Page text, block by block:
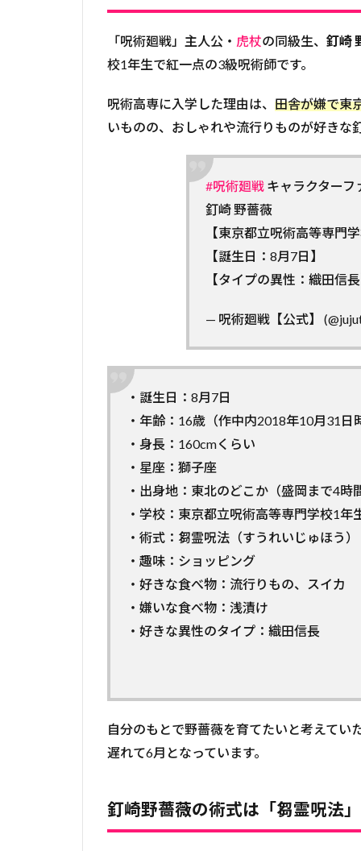
「呪術廻戦」主人公・ 虎杖の同級生、 釘崎
校1年生で紅一点の3級呪術師です。
呪術高専に入学した理由は、 田舎が嫌で東
いものの、おしゃれや流行りものが好きな
#呪術廻戦 キャラクターフ
釘崎 野薔薇
【東京都立呪術高等専門
【誕生日：8月7日】
【タイプの異性：織田信
— 呪術廻戦【公式】
・誕生日：8月7日
・年齢：16歳（作中内2018年10月31日
・身長：160cmくらい
・星座：獅子座
・出身地：東北のどこか（盛岡まで4時
・学校：東京都立呪術高等専門学校1年
・術式：芻霊呪法（すうれいじゅほう）
・趣味：ショッピング
・好きな食べ物：流行りもの、スイカ
・嫌いな食べ物：浅漬け
・好きな異性のタイプ：織田信長
自分のもとで野薔薇を育てたいと考えて
遅れて6月となっています。
釘崎野薔薇の術式は「芻霊呪法」